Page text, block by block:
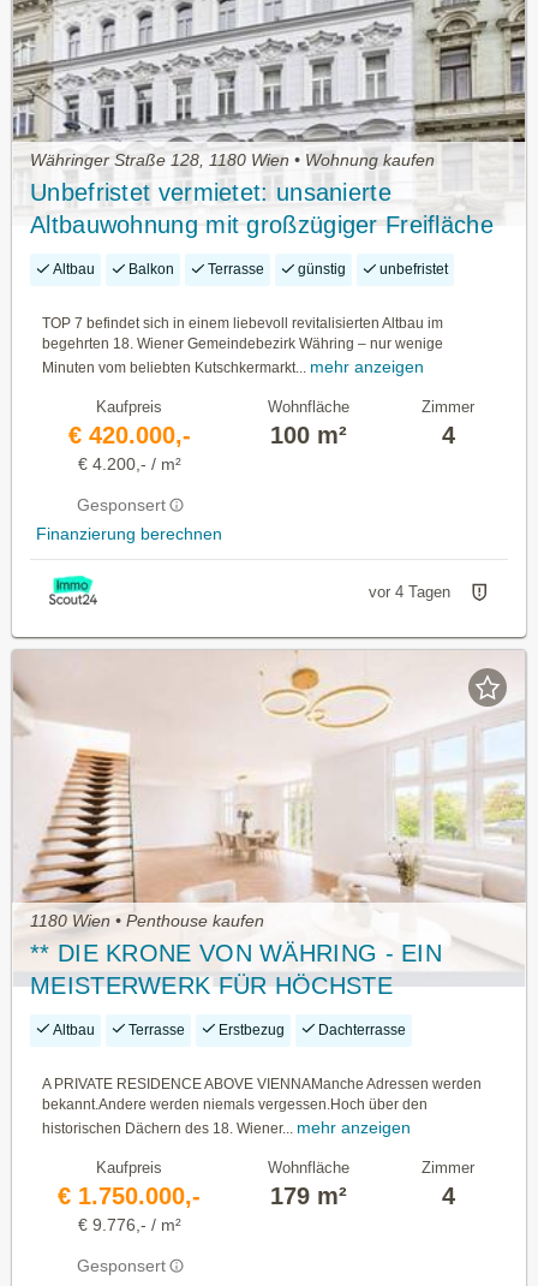
Währinger Straße 128, 1180 Wien • Wohnung kaufen
Unbefristet vermietet: unsanierte
Altbauwohnung mit großzügiger Freifläche
nahe Kutschkermark
Altbau Balkon Terrasse günstig unbefristet
TOP 7 befindet sich in einem liebevoll revitalisierten Altbau im
begehrten 18. Wiener Gemeindebezirk Währing – nur wenige
Minuten vom beliebten Kutschkermarkt... mehr anzeigen
Kaufpreis
€ 420.000,-
€ 4.200,- / m²
Gesponsert
Finanzierung berechnen
Wohnfläche
100 m²
Zimmer
4
vor 4 Tagen
1180 Wien • Penthouse kaufen
** DIE KRONE VON WÄHRING - EIN
MEISTERWERK FÜR HÖCHSTE
ANSPRÜCHE - HERZLICH WILLKOMMEN
Altbau Terrasse Erstbezug Dachterrasse
A PRIVATE RESIDENCE ABOVE VIENNAManche Adressen werden
bekannt.Andere werden niemals vergessen.Hoch über den
historischen Dächern des 18. Wiener...
mehr anzeigen
Kaufpreis
€ 1.750.000,-
€ 9.776,- / m²
Gesponsert
Wohnfläche
179 m²
Zimmer
4